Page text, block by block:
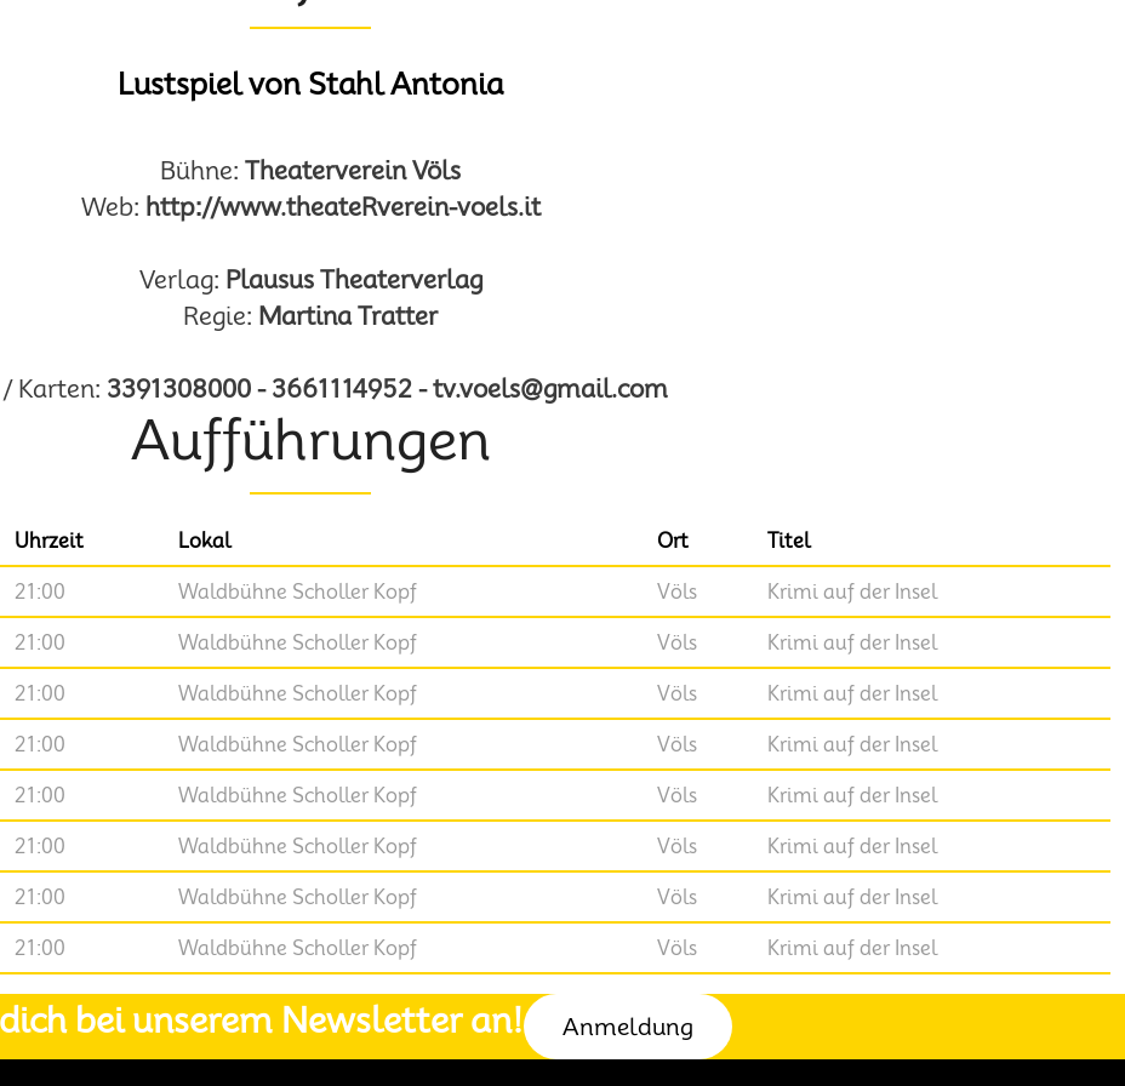
Lustspiel von Stahl Antonia
Bühne: Theaterverein Völs
Web: http://www.theateRverein-voels.it
Verlag: Plausus Theaterverlag
Regie: Martina Tratter
Karten: 3391308000 - 3661114952 - tv.voels@gmail.com
Aufführungen
Uhrzeit Lokal Ort Titel
21:00 Waldbühne Scholler Kopf Völs Krimi auf der Insel
21:00 Waldbühne Scholler Kopf Völs Krimi auf der Insel
21:00 Waldbühne Scholler Kopf Völs Krimi auf der Insel
21:00 Waldbühne Scholler Kopf Völs Krimi auf der Insel
21:00 Waldbühne Scholler Kopf Völs Krimi auf der Insel
21:00 Waldbühne Scholler Kopf Völs Krimi auf der Insel
21:00 Waldbühne Scholler Kopf Völs Krimi auf der Insel
21:00 Waldbühne Scholler Kopf Völs Krimi auf der Insel
bei unserem Newsletter an! Anmeldung